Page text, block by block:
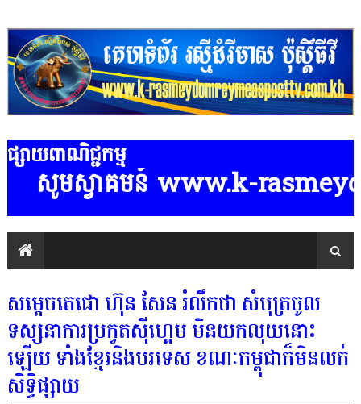
ផ្សាយពាណិជ្ជកម្ម
ន៍ www.k-
សម្តេចតេជោ ហ៊ុន សែន រំលឹកថា សំបុត្រចូល
ទស្សនាការប្រកួតស៉ីហ្គេម មិនយកលុយនោះ
ឡើយ ទាំងខ្មែរនិងបរទេស ខណៈកម្ពុជាក៏មិនលក់
សិទ្ធិផ្សាយ